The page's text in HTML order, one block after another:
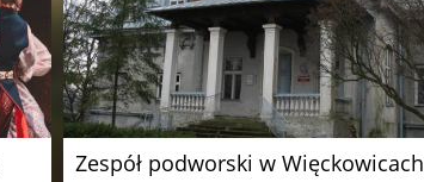
Zespół podworski w Więckowicach